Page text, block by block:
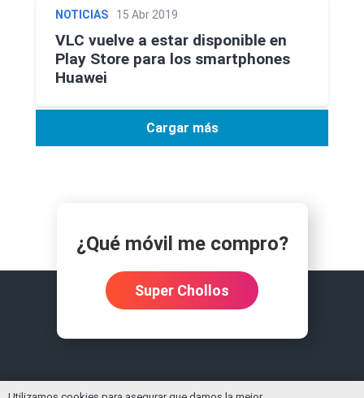
NOTICIAS 15 Abr 2019
VLC vuelve a estar disponible en
Play Store para los smartphones
Huawei
Cargar más
¿Qué móvil me compro?
Super Chollos